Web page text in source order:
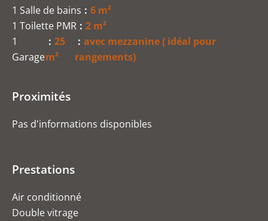
1 Salle de bains
6 m²
1 Toilette PMR
2 m²
1
Garage
25
m²
avec mezzanine ( idéal pour
rangements)
Proximités
Pas d'informations disponibles
Prestations
Air conditionné
Double vitrage